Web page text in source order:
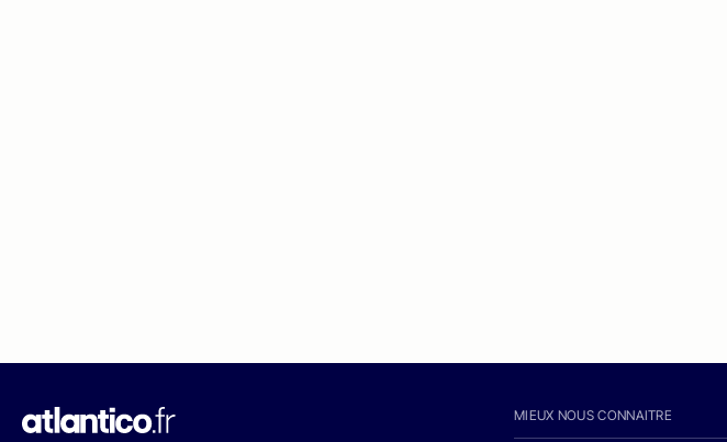
MIEUX NOUS CONNAITRE